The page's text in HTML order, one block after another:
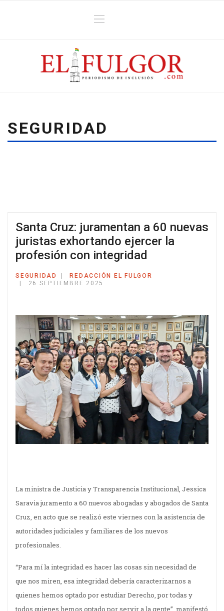
SEGURIDAD
Santa Cruz: juramentan a 60 nuevas
juristas exhortando ejercer la
profesión con integridad
SEGURIDAD
REDACCIÓN EL FULGOR
26 SEPTIEMBRE 2025
La ministra de Justicia y Transparencia Institucional, Jessica
Saravia juramento a 60 nuevos abogadas y abogados de Santa
Cruz, en acto que se realizó este viernes con la asistencia de
autoridades judiciales y familiares de los nuevos
profesionales.
“Para mí la integridad es hacer las cosas sin necesidad de
que nos miren, esa integridad debería caracterizarnos a
quienes hemos optado por estudiar Derecho, por todas y
todos quienes hemos optado por servir a la gente”, manifestó